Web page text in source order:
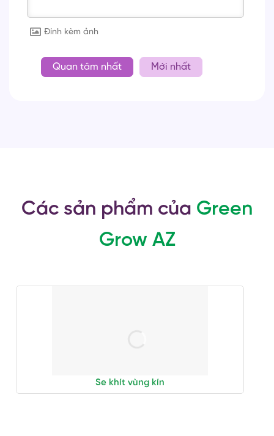
Mới nhất
Quan tâm nhất
Các sản phẩm của Green
Grow AZ
Se khít vùng kín